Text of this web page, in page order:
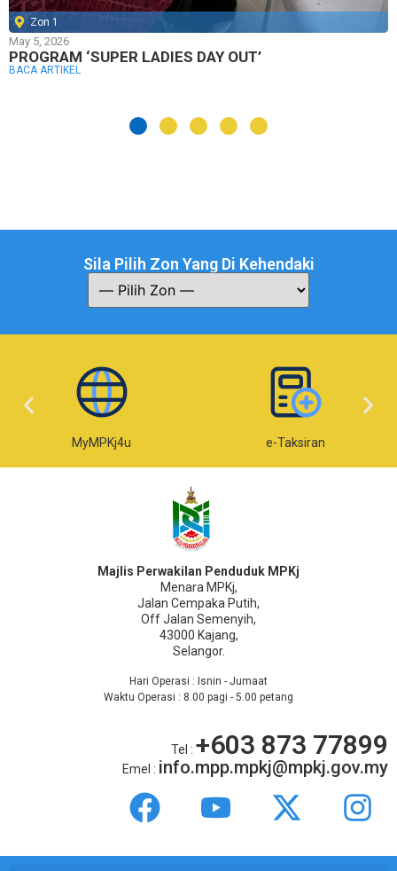
Zon 1
May 5, 2026
PROGRAM ‘SUPER LADIES DAY OUT’
BACA ARTIKEL
Sila Pilih Zon Yang Di Kehendaki
MyMPKj4u e-Taksiran
Majlis Perwakilan Penduduk MPKj
Menara MPKj,
Jalan Cempaka Putih,
Off Jalan Semenyih,
43000 Kajang,
Selangor.
Hari Operasi : Isnin - Jumaat
Waktu Operasi : 8.00 pagi - 5.00 petang
Tel : +603 873 77899
Emel : info.mpp.mpkj@mpkj.gov.my